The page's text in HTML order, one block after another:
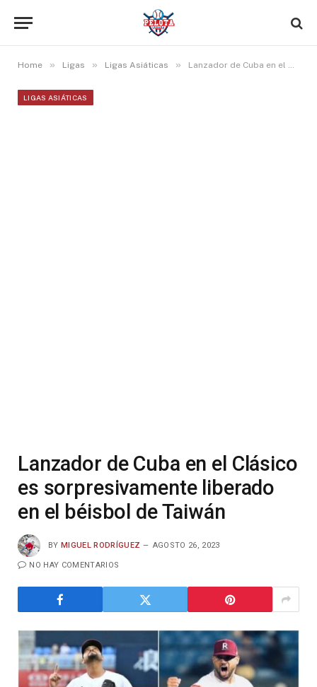
Home » Ligas » Ligas Asiáticas » Lanzador de Cuba en el Clásico es sorpresivamente liberado en el béisbol de Taiwán
LIGAS ASIÁTICAS
Lanzador de Cuba en el Clásico
es sorpresivamente liberado
en el béisbol de Taiwán
BY MIGUEL RODRÍGUEZ AGOSTO 26, 2023
NO HAY COMENTARIOS